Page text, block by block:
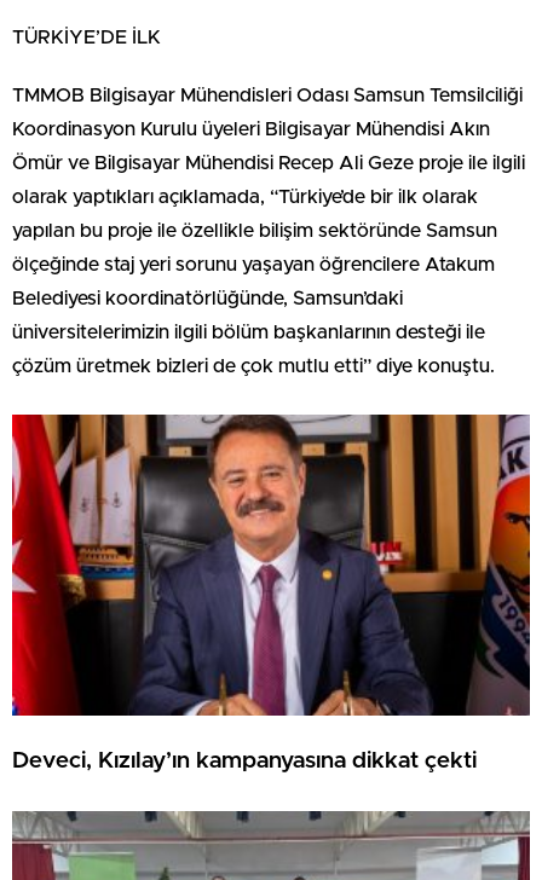
TÜRKİYE’DE İLK
TMMOB Bilgisayar Mühendisleri Odası Samsun Temsilciliği
Koordinasyon Kurulu üyeleri Bilgisayar Mühendisi Akın
Ömür ve Bilgisayar Mühendisi Recep Ali Geze proje ile ilgili
olarak yaptıkları açıklamada, “Türkiye’de bir ilk olarak
yapılan bu proje ile özellikle bilişim sektöründe Samsun
ölçeğinde staj yeri sorunu yaşayan öğrencilere Atakum
Belediyesi koordinatörlüğünde, Samsun’daki
üniversitelerimizin ilgili bölüm başkanlarının desteği ile
çözüm üretmek bizleri de çok mutlu etti” diye konuştu.
Deveci, Kızılay’ın kampanyasına dikkat çekti